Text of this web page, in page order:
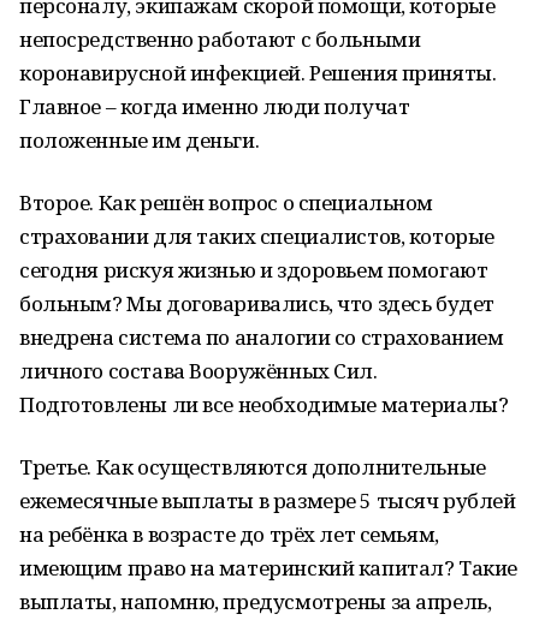
непосредственно работают с больными
коронавирусной инфекцией. Решения приняты.
Главное – когда именно люди получат
положенные им деньги.
Второе. Как решён вопрос о специальном
страховании для таких специалистов, которые
сегодня рискуя жизнью и здоровьем помогают
больным? Мы договаривались, что здесь будет
внедрена система по аналогии со страхованием
личного состава Вооружённых Сил.
Подготовлены ли все необходимые материалы?
Третье. Как осуществляются дополнительные
ежемесячные выплаты в размере 5 тысяч рублей
на ребёнка в возрасте до трёх лет семьям,
имеющим право на материнский капитал? Такие
выплаты, напомню, предусмотрены за апрель,